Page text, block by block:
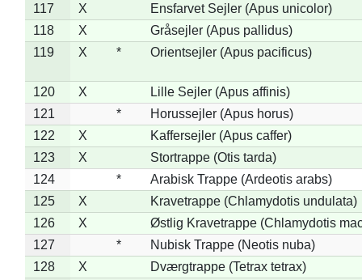
117
X
Ensfarvet Sejler (Apus unicolor)
118
X
Gråsejler (Apus pallidus)
119
X * Orientsejler (Apus pacificus)
120 X
Lille Sejler (Apus affinis)
121
*
Horussejler (Apus horus)
122
X
Kaffersejler (Apus caffer)
123
X
Stortrappe (Otis tarda)
124
*
Arabisk Trappe (Ardeotis arabs)
125
X
Kravetrappe (Chlamydotis undulata)
126
X
Østlig Kravetrappe (Chlamydotis
127
*
Nubisk Trappe (Neotis nuba)
128
X
Dværgtrappe (Tetrax tetrax)